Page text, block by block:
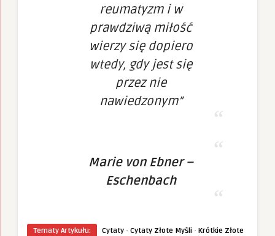
reumatyzm i w
prawdziwą miłość
wierzy się dopiero
wtedy, gdy jest się
przez nie
nawiedzonym”
Marie von Ebner –
Eschenbach
Tematy Artykułu: Cytaty · Cytaty Złote Myśli · Krótkie Złote